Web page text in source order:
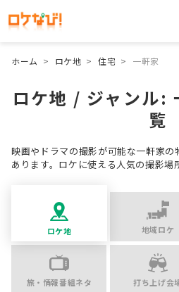
ホーム > ロケ地 > 住宅 > 一軒家
ロケ地 / ジャンル:
覧
映画やドラマの撮影が可能な一軒家の
あります。ロケに使える人気の撮影場
ロケ地 地域ロケ
旅・情報番組ネタ 打ち上げ会